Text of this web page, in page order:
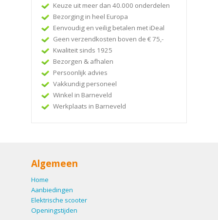
Keuze uit meer dan 40.000 onderdelen
Bezorging in heel Europa
Eenvoudig en veilig betalen met iDeal
Geen verzendkosten boven de € 75,-
Kwaliteit sinds 1925
Bezorgen & afhalen
Persoonlijk advies
Vakkundig personeel
Winkel in Barneveld
Werkplaats in Barneveld
Algemeen
Home
Aanbiedingen
Elektrische scooter
Openingstijden